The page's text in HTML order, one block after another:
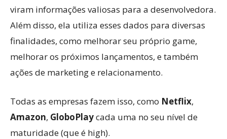
viram informações valiosas para a desenvolvedora.
Além disso, ela utiliza esses dados para diversas
finalidades, como melhorar seu próprio game,
melhorar os próximos lançamentos, e também
ações de marketing e relacionamento.
Todas as empresas fazem isso, como Netflix,
Amazon, GloboPlaycada uma no seu nível de
maturidade (que é high).